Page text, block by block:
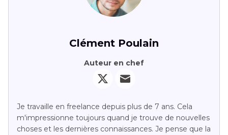
Clément Poulain
Auteur en chef
Je travaille en freelance depuis plus de 7 ans. Cela
m'impressionne toujours quand je trouve de nouvelles
choses et les dernières connaissances. Je pense que la